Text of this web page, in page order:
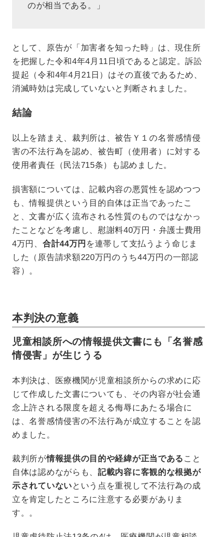
のが相当である。」
として、原告が「加害者を知った時」は、現住所
を把握した令和4年4月11日頃であると認定。訴訟
提起（令和4年4月21日）はその直後であるため、
消滅時効は完成していないと判断されました。
結論
以上を踏まえ、裁判所は、被告Ｙ１の名誉感情侵
害の不法行為を認め、被告町（使用者）に対する
使用者責任（民法715条）も認めました。
損害額については、記載内容の悪質性を認めつつ
も、情報提供という目的自体は正当であったこ
と、文書が広く流布される性質のものではなかっ
たことなどを考慮し、慰謝料40万円・弁護士費用
4万円、 合計44万円 を連帯して支払うよう命じま
した（原告請求額220万円のうち44万円の一部認
容）。
本判決の意義
児童相談所への情報提供文書にも「名誉感
情侵害」が生じうる
本判決は、医療機関が児童相談所からの求めに応
じて作成した文書についても、その内容が社会通
念上許される限度を超える侮辱にあたる場合に
は、名誉感情侵害の不法行為が成立することを認
めました。
裁判所が情報提供の目的や経緯が正当である こと
自体は認めながらも、 記載内容に客観的な根拠が
示されていない という点を重視して不法行為の成
立を肯定したところに注意する必要がありま
す。。